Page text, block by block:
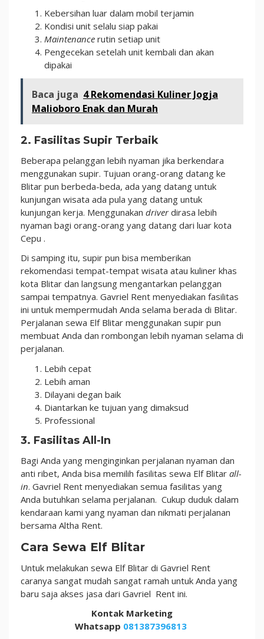
Kebersihan luar dalam mobil terjamin
Kondisi unit selalu siap pakai
Maintenance rutin setiap unit
Pengecekan setelah unit kembali dan akan
dipakai
Baca juga 4 Rekomendasi Kuliner Jogja
Malioboro Enak dan Murah
2. Fasilitas Supir Terbaik
Beberapa pelanggan lebih nyaman jika berkendara
menggunakan supir. Tujuan orang-orang datang ke
Blitar pun berbeda-beda, ada yang datang untuk
kunjungan wisata ada pula yang datang untuk
kunjungan kerja. Menggunakan driverdirasa lebih
nyaman bagi orang-orang yang datang dari luar kota
Cepu .
Di samping itu, supir pun bisa memberikan
rekomendasi tempat-tempat wisata atau kuliner khas
kota Blitar dan langsung mengantarkan pelanggan
sampai tempatnya. Gavriel Rent menyediakan fasilitas
ini untuk mempermudah Anda selama berada di Blitar.
Perjalanan sewa Elf Blitar menggunakan supir pun
membuat Anda dan rombongan lebih nyaman selama di
perjalanan.
Lebih cepat
Lebih aman
Dilayani degan baik
Diantarkan ke tujuan yang dimaksud
Professional
3. Fasilitas All-In
Bagi Anda yang menginginkan perjalanan nyaman dan
anti ribet, Anda bisa memilih fasilitas sewa Elf Blitar all-
in. Gavriel Rent menyediakan semua fasilitas yang
Anda butuhkan selama perjalanan. Cukup duduk dalam
kendaraan kami yang nyaman dan nikmati perjalanan
bersama Altha Rent.
Cara Sewa Elf Blitar
Untuk melakukan sewa Elf Blitar di Gavriel Rent
caranya sangat mudah sangat ramah untuk Anda yang
baru saja akses jasa dari Gavriel Rent ini.
Kontak Marketing
Whatsapp 081387396813